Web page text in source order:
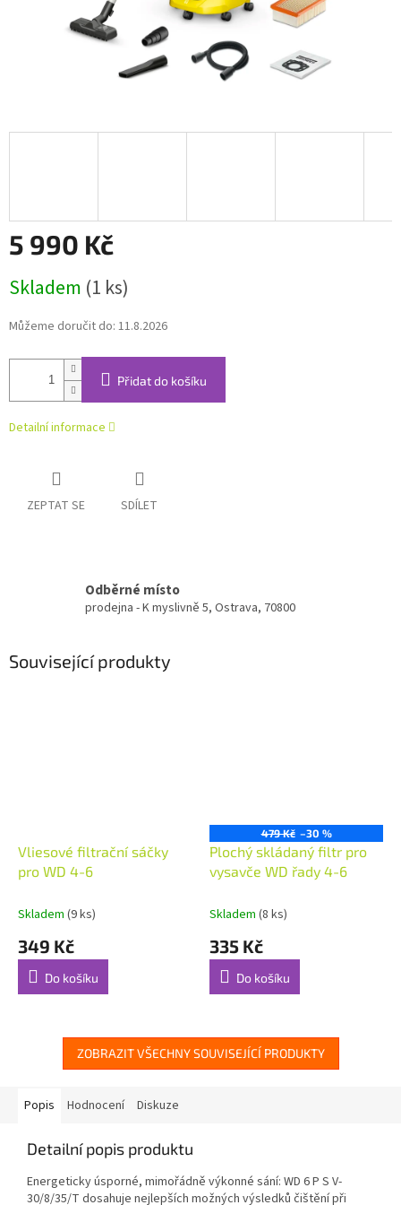
5 990 Kč
cena:
Skladem (1 ks)
Můžeme doručit do: 11.8.2026
Přidat do košíku
Detailní informace
ZEPTAT SE SDÍLET
Odběrné místo
prodejna - K myslivně 5, Ostrava, 70800
Související produkty
Vliesové filtrační sáčky
pro WD 4-6
Skladem (9 ks)
349 Kč
Do košíku
479 Kč –30 %
Plochý skládaný filtr pro
vysavče WD řady 4-6
Skladem (8 ks)
335 Kč
Do košíku
ZOBRAZIT VŠECHNY SOUVISEJÍCÍ PRODUKTY
Popis Hodnocení Diskuze
Detailní popis produktu
Energeticky úsporné, mimořádně výkonné sání: WD 6 P S V-
30/8/35/T dosahuje nejlepších možných výsledků čištění při